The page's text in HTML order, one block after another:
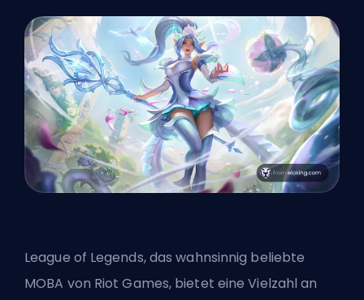
League of Legends, das wahnsinnig beliebte
MOBA von Riot Games, bietet eine Vielzahl an